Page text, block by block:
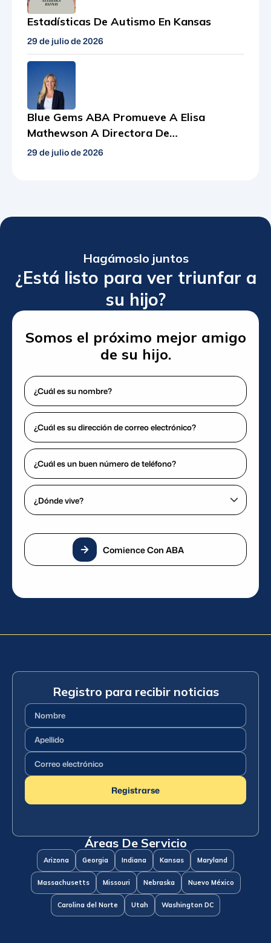
29 de julio de 2026
Estadísticas De Autismo En Kansas
29 de julio de 2026
Blue Gems ABA Promueve A Elisa
Mathewson A Directora De
Cumplimiento
Hagámoslo juntos
¿Está listo para ver triunfar a
su hijo?
Somos el próximo mejor amigo
de su hijo.
¿Cuál
es
su
nombre?
(Requerido)
¿Cuál
es
su
dirección
de
correo
electrónico?
¿Cuál
es
un
buen
número
de
teléfono?
(Requerido)
¿Dónde
vive?
Comience Con ABA
Registro para recibir noticias
Nombre
Apellido
Correo
electrónico(Requerido)
Registrarse
Áreas De Servicio
Arizona Georgia Indiana Kansas Maryland
Massachusetts Missouri Nebraska Nuevo México
Carolina del Norte Utah Washington DC